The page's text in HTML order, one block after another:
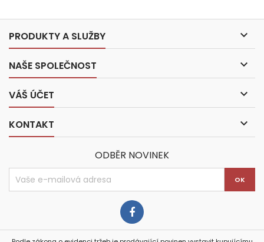
PRODUKTY A SLUŽBY 
NAŠE SPOLEČNOST 
VÁŠ ÚČET 
KONTAKT 
ODBĚR NOVINEK